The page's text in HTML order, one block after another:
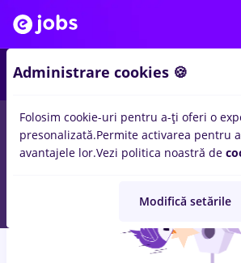
locuri de muncacu salarii finance, Full
pentruStudent, Fara experientain
Administrare cookies 🍪
Folosim cookie-uri pentru a-ți oferi o
presonalizată.Permite activarea pentru
avantajele lor.Vezi politica noastră de
Modifică setările